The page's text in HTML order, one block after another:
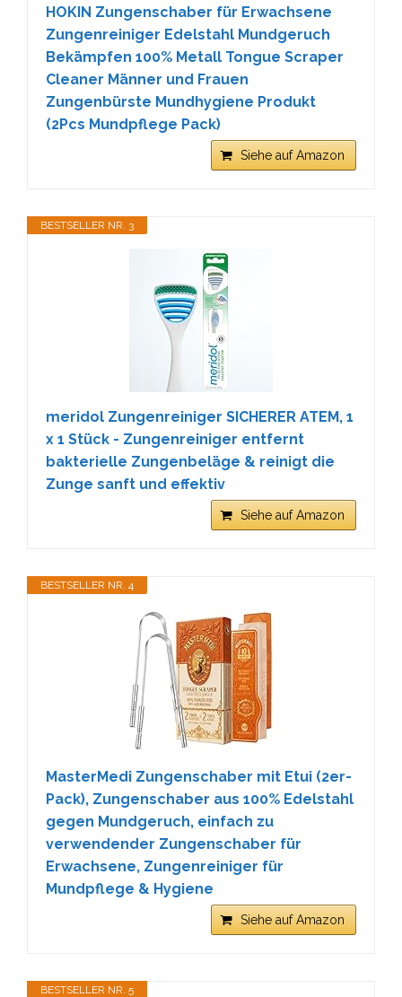
HOKIN Zungenschaber für Erwachsene
Zungenreiniger Edelstahl Mundgeruch
Bekämpfen 100% Metall Tongue Scraper
Cleaner Männer und Frauen
Zungenbürste Mundhygiene Produkt
(2Pcs Mundpflege Pack)
Siehe auf Amazon
BESTSELLER NR. 3
meridol Zungenreiniger SICHERER ATEM, 1
x 1 Stück - Zungenreiniger entfernt
bakterielle Zungenbeläge & reinigt die
Zunge sanft und effektiv
Siehe auf Amazon
BESTSELLER NR. 4
MasterMedi Zungenschaber mit Etui (2er-
Pack), Zungenschaber aus 100% Edelstahl
gegen Mundgeruch, einfach zu
verwendender Zungenschaber für
Erwachsene, Zungenreiniger für
Mundpflege & Hygiene
Siehe auf Amazon
BESTSELLER NR. 5